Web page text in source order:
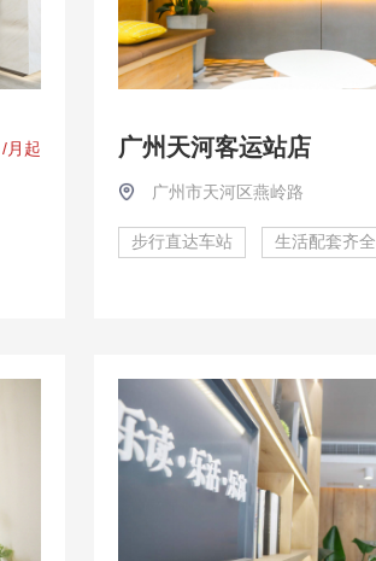
/月起 广州天河客运站店
广州市天河区燕岭路
步行直达车站 生活配套齐全